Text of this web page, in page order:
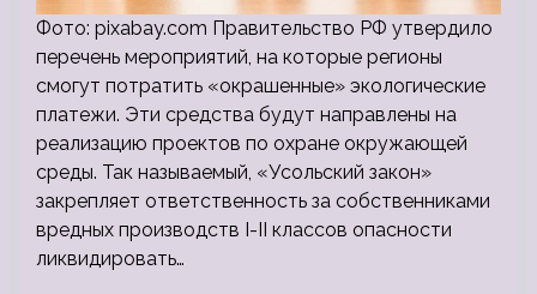
Фото: pixabay.com Правительство РФ утвердило
перечень мероприятий, на которые регионы
смогут потратить «окрашенные» экологические
платежи. Эти средства будут направлены на
реализацию проектов по охране окружающей
среды. Так называемый, «Усольский закон»
закрепляет ответственность за собственниками
вредных производств I-II классов опасности
ликвидировать…